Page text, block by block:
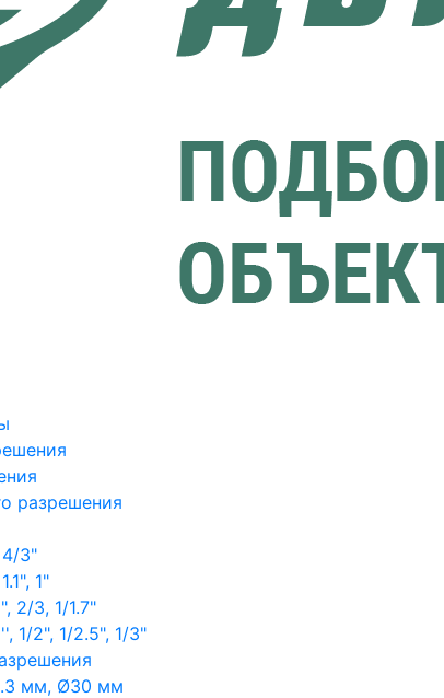
разрешения
3"
1"
2/3, 1/1.7"
1/2", 1/2.5", 1/3"
мм, Ø30 мм